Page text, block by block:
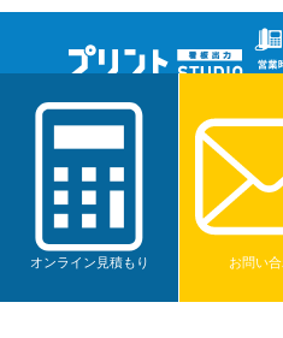
オンライン見積もり お問い